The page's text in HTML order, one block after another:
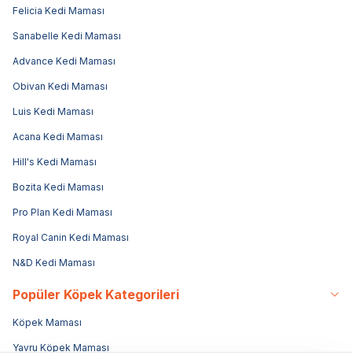
Felicia Kedi Maması
Sanabelle Kedi Maması
Advance Kedi Maması
Obivan Kedi Maması
Luis Kedi Maması
Acana Kedi Maması
Hill's Kedi Maması
Bozita Kedi Maması
Pro Plan Kedi Maması
Royal Canin Kedi Maması
N&D Kedi Maması
Popüler Köpek Kategorileri
Köpek Maması
Yavru Köpek Maması